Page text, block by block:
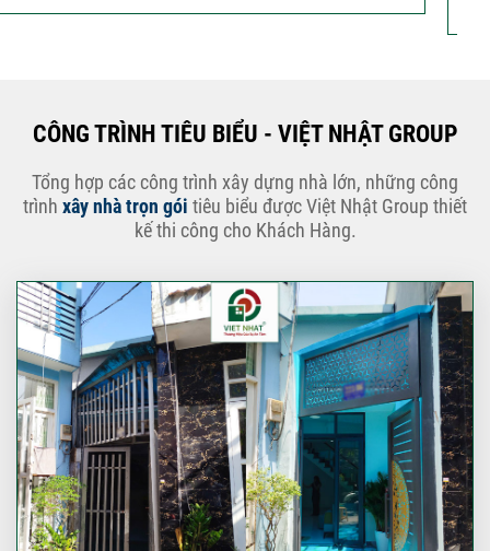
gạch xây dựng nên niềm tin của Quý...
CÔNG TRÌNH TIÊU BIỂU - VIỆT NHẬT GROUP
Tổng hợp các công trình xây dựng nhà lớn, những công
trình xây nhà trọn gói tiêu biểu được Việt Nhật Group thiết
kế thi công cho Khách Hàng.